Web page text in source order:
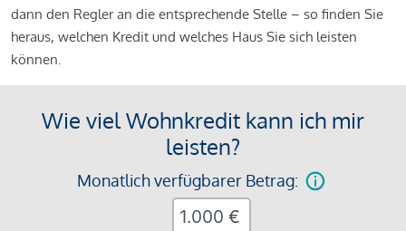
dann den Regler an die entsprechende Stelle – so finden Sie
heraus, welchen Kredit und welches Haus Sie sich leisten
können.
Wie viel Wohnkredit kann ich mir
leisten?
Monatlich verfügbarer Betrag:
€